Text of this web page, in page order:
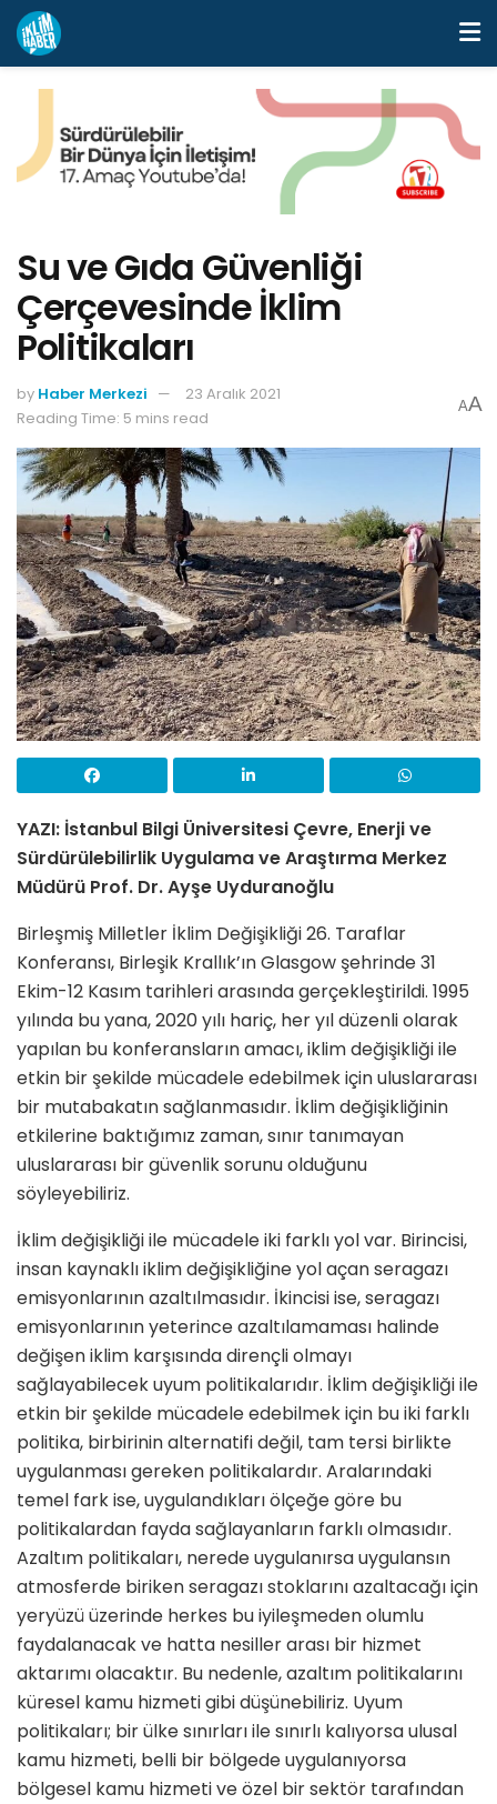
Su ve Gıda Güvenliği
Çerçevesinde İklim
Politikaları
by Haber Merkezi
23 Aralık 2021
Reading Time: 5 mins read
AA
YAZI: İstanbul Bilgi Üniversitesi Çevre, Enerji ve
Sürdürülebilirlik Uygulama ve Araştırma Merkez
Müdürü Prof. Dr. Ayşe Uyduranoğlu
Birleşmiş Milletler İklim Değişikliği 26. Taraflar
Konferansı, Birleşik Krallık’ın Glasgow şehrinde 31
Ekim-12 Kasım tarihleri arasında gerçekleştirildi. 1995
yılında bu yana, 2020 yılı hariç, her yıl düzenli olarak
yapılan bu konferansların amacı, iklim değişikliği ile
etkin bir şekilde mücadele edebilmek için uluslararası
bir mutabakatın sağlanmasıdır. İklim değişikliğinin
etkilerine baktığımız zaman, sınır tanımayan
uluslararası bir güvenlik sorunu olduğunu
söyleyebiliriz.
İklim değişikliği ile mücadele iki farklı yol var. Birincisi,
insan kaynaklı iklim değişikliğine yol açan seragazı
emisyonlarının azaltılmasıdır. İkincisi ise, seragazı
emisyonlarının yeterince azaltılamaması halinde
değişen iklim karşısında dirençli olmayı
sağlayabilecek uyum politikalarıdır. İklim değişikliği ile
etkin bir şekilde mücadele edebilmek için bu iki farklı
politika, birbirinin alternatifi değil, tam tersi birlikte
uygulanması gereken politikalardır. Aralarındaki
temel fark ise, uygulandıkları ölçeğe göre bu
politikalardan fayda sağlayanların farklı olmasıdır.
Azaltım politikaları, nerede uygulanırsa uygulansın
atmosferde biriken seragazı stoklarını azaltacağı için
yeryüzü üzerinde herkes bu iyileşmeden olumlu
faydalanacak ve hatta nesiller arası bir hizmet
aktarımı olacaktır. Bu nedenle, azaltım politikalarını
küresel kamu hizmeti gibi düşünebiliriz. Uyum
politikaları; bir ülke sınırları ile sınırlı kalıyorsa ulusal
kamu hizmeti, belli bir bölgede uygulanıyorsa
bölgesel kamu hizmeti ve özel bir sektör tarafından